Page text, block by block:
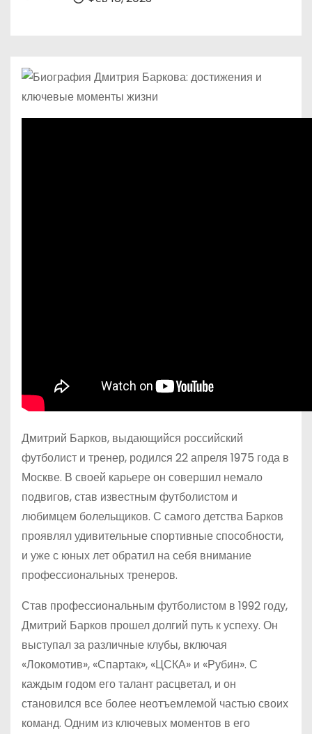
Дмитрий Барков, выдающийся российский
футболист и тренер, родился 22 апреля 1975 года в
Москве. В своей карьере он совершил немало
подвигов, став известным футболистом и
любимцем болельщиков. С самого детства Барков
проявлял удивительные спортивные способности,
и уже с юных лет обратил на себя внимание
профессиональных тренеров.
Став профессиональным футболистом в 1992 году,
Дмитрий Барков прошел долгий путь к успеху. Он
выступал за различные клубы, включая
«Локомотив», «Спартак», «ЦСКА» и «Рубин». С
каждым годом его талант расцветал, и он
становился все более неотъемлемой частью своих
команд. Одним из ключевых моментов в его